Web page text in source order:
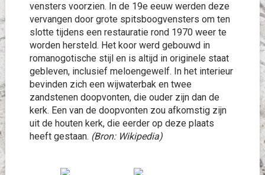
vensters voorzien. In de 19e eeuw werden deze
vervangen door grote spitsboogvensters om ten
slotte tijdens een restauratie rond 1970 weer te
worden hersteld. Het koor werd gebouwd in
romanogotische stijl en is altijd in originele staat
gebleven, inclusief meloengewelf. In het interieur
bevinden zich een wijwaterbak en twee
zandstenen doopvonten, die ouder zijn dan de
kerk. Een van de doopvonten zou afkomstig zijn
uit de houten kerk, die eerder op deze plaats
heeft gestaan. (Bron: Wikipedia)